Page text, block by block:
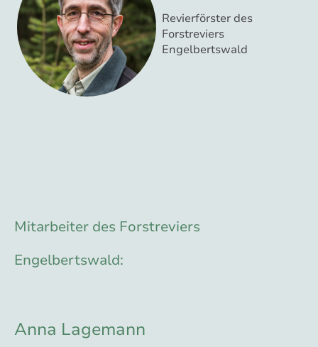
Revierförster des
Forstreviers
Engelbertswald
Mitarbeiter des Forstreviers
Engelbertswald:
Anna Lagemann